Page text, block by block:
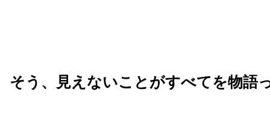
そう、見えないことがすべてを物語